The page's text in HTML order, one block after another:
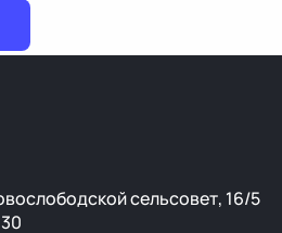
сельсовет, 16/5